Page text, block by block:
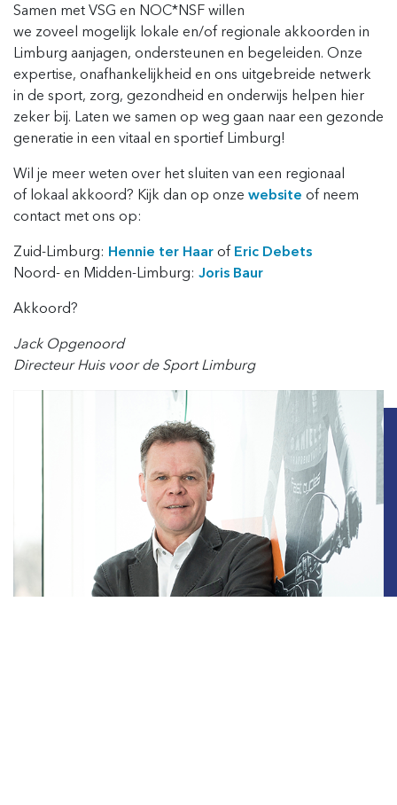
Samen met VSG en NOC*NSF willen
we zoveel mogelijk lokale en/of regionale akkoorden in
Limburg aanjagen, ondersteunen en begeleiden. Onze
expertise, onafhankelijkheid en ons uitgebreide netwerk
in de sport, zorg, gezondheid en onderwijs helpen hier
zeker bij. Laten we samen op weg gaan naar een gezonde
generatie in een vitaal en sportief Limburg!
Wil je meer weten over het sluiten van een regionaal
oflokaal akkoord? Kijk dan op onze website of neem
contact met ons op:
Zuid-Limburg: Hennie ter Haar of Eric Debets
Noord- en Midden-Limburg: Joris Baur
Akkoord?
Jack Opgenoord
Directeur Huis voor de Sport Limburg